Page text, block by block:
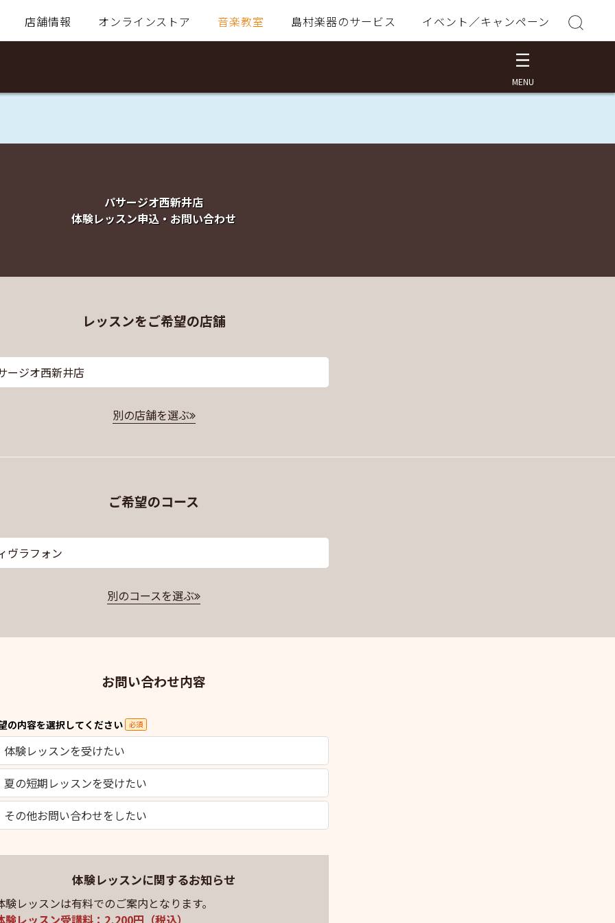
店舗情報 オンラインストア 音楽教室 島村楽器のサービス イベント／キャンペーン
パサージオ西新井店
体験レッスン申込・お問い合わせ
レッスンをご希望の店舗
ージオ西新井店
別の店舗を選ぶ
ご希望のコース
ヴラフォン
別のコースを選ぶ
お問い合わせ内容
の内容を選択してください 必須
体験レッスンを受けたい
夏の短期レッスンを受けたい
その他お問い合わせをしたい
体験レッスンに関するお知らせ
験レッスンは有料でのご案内となります。
験レッスン受講料：2,200円（税込）